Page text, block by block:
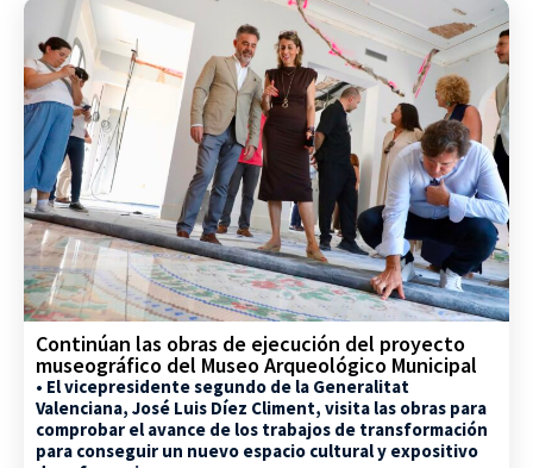
Continúan las obras de ejecución del proyecto
museográfico del Museo Arqueológico Municipal
• El vicepresidente segundo de la Generalitat
Valenciana, José Luis Díez Climent, visita las obras para
comprobar el avance de los trabajos de transformación
para conseguir un nuevo espacio cultural y expositivo